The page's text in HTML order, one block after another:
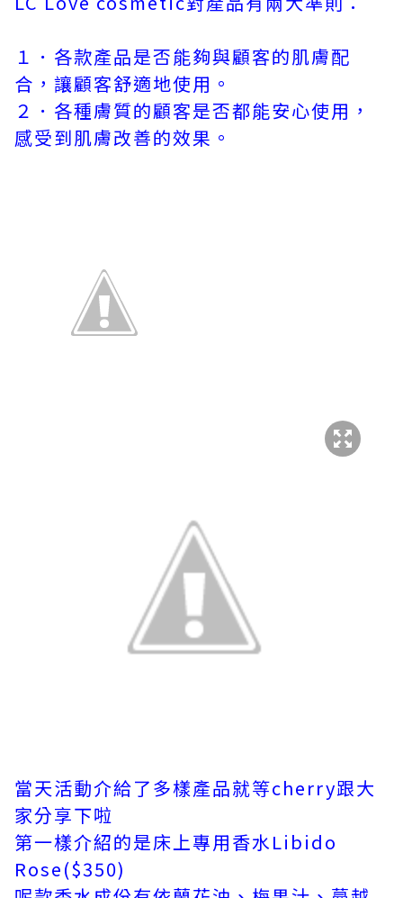
１．各款產品是否能夠與顧客的肌膚配
合，讓顧客舒適地使用。
２．各種膚質的顧客是否都能安心使用，
感受到肌膚改善的效果。
當天活動介給了多樣產品就等cherry跟大
家分享下啦
第一樣介紹的是床上專用香水Libido
Rose($350)